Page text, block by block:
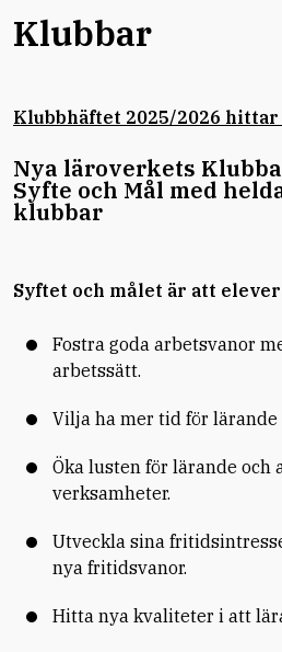
Klubbar
Klubbhäftet 2025/2026 hittar
Nya läroverkets
Syfte och Mål med
klubbar
Syftet och målet är att
Fostra goda arbetsvanor
arbetssätt.
Vilja ha mer tid för lärande
Öka lusten för lärande och
verksamheter.
Utveckla sina
nya fritidsvanor.
Hitta nya kvaliteter i att